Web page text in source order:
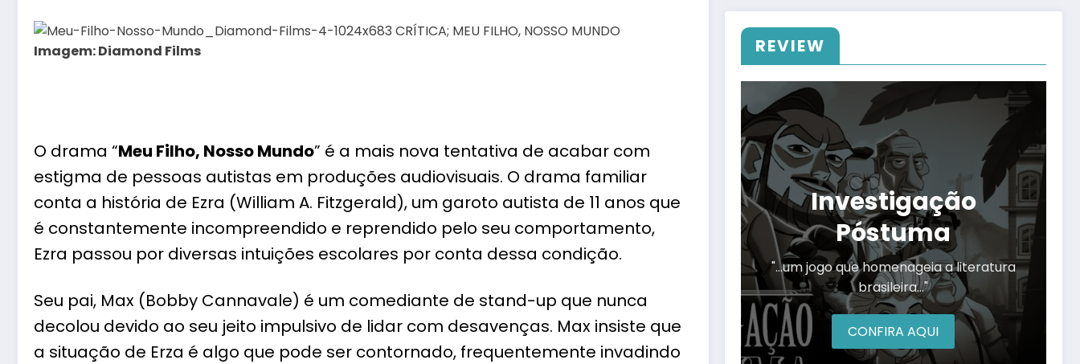
Imagem: Diamond Films
O drama “Meu Filho, Nosso Mundo” é a mais nova tentativa de acabar com
estigma de pessoas autistas em produções audiovisuais. O drama familiar
conta a história de Ezra (William A. Fitzgerald), um garoto autista de 11 anos que
é constantemente incompreendido e reprendido pelo seu comportamento,
Ezra passou por diversas intuições escolares por conta dessa condição.
Seu pai, Max (Bobby Cannavale) é um comediante de stand-up que nunca
decolou devido ao seu jeito impulsivo de lidar com desavenças. Max insiste que
a situação de Erza é algo que pode ser contornado, frequentemente invadindo
REVIEW
Investigação
Póstuma
"…um jogo que homenageia a literatura
brasileira…"
CONFIRA AQUI